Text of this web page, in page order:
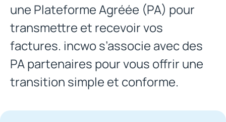
une Plateforme Agréée (PA) pour
transmettre et recevoir vos
factures. incwo s’associe avec des
PA partenaires pour vous offrir une
transition simple et conforme.